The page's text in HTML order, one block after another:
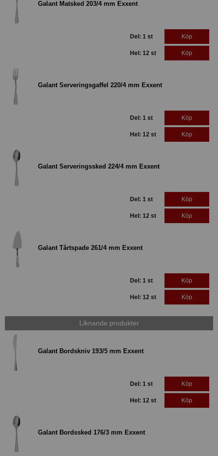
Galant Matsked 203/4 mm Exxent
Del: 1 st Köp
Hel: 12 st Köp
Galant Serveringsgaffel 220/4 mm Exxent
Del: 1 st Köp
Hel: 12 st Köp
Galant Serveringssked 224/4 mm Exxent
Del: 1 st Köp
Hel: 12 st Köp
Galant Tårtspade 261/4 mm Exxent
Del: 1 st Köp
Hel: 12 st Köp
Liknande produkter
Galant Bordskniv 193/5 mm Exxent
Del: 1 st Köp
Hel: 12 st Köp
Galant Bordssked 176/3 mm Exxent